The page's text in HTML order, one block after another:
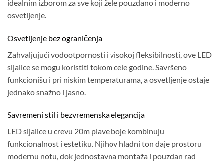
idealnim izborom za sve koji žele pouzdano i moderno
osvetljenje.
Osvetljenje bez ograničenja
Zahvaljujući vodootpornosti i visokoj fleksibilnosti, ove LED
sijalice se mogu koristiti tokom cele godine. Savršeno
funkcionišu i pri niskim temperaturama, a osvetljenje ostaje
jednako snažno i jasno.
Savremeni stil i bezvremenska elegancija
LED sijalice u crevu 20m plave boje kombinuju
funkcionalnost i estetiku. Njihov hladni ton daje prostoru
modernu notu, dok jednostavna montaža i pouzdan rad